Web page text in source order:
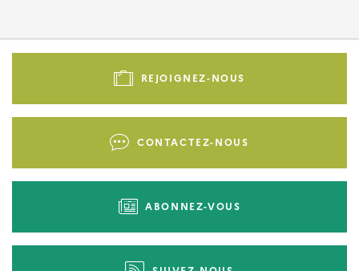
Pied
-
REJOIGNEZ-NOUS
CONTACTEZ-NOUS
ABONNEZ-VOUS